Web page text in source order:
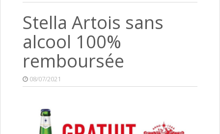
Stella Artois sans
alcool 100%
remboursée
08/07/2021